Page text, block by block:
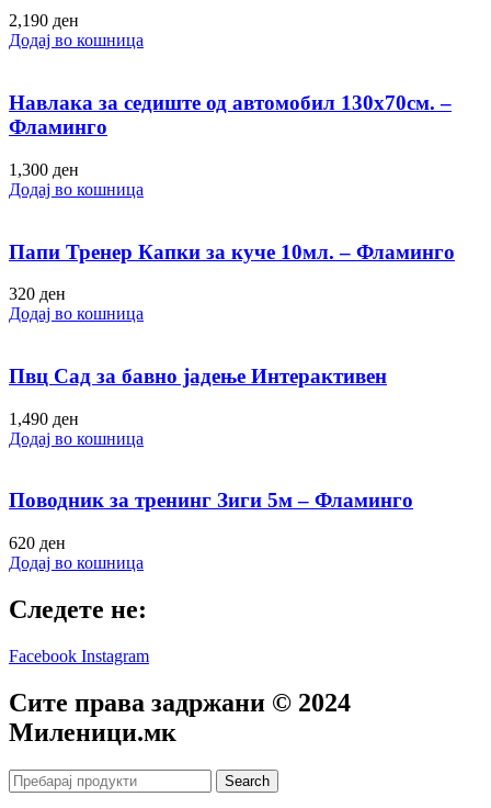
2,190 ден
Додај во кошница
Навлака за седиште од автомобил 130х70см. –
Фламинго
1,300 ден
Додај во кошница
Папи Тренер Капки за куче 10мл. – Фламинго
320 ден
Додај во кошница
Пвц Сад за бавно јадење Интерактивен
1,490 ден
Додај во кошница
Поводник за тренинг Зиги 5м – Фламинго
620 ден
Додај во кошница
Следете не:
Facebook Instagram
Сите права задржани © 2024
Mиленици.мк
Search